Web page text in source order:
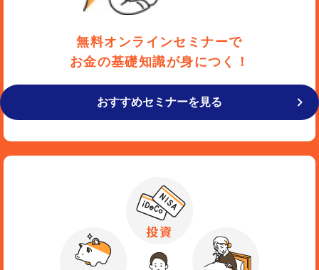
無料オンラインセミナーで
お金の基礎知識が身につく！
おすすめセミナーを見る